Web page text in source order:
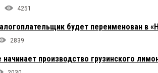
4251
будет переименован в
2839
производство грузинского